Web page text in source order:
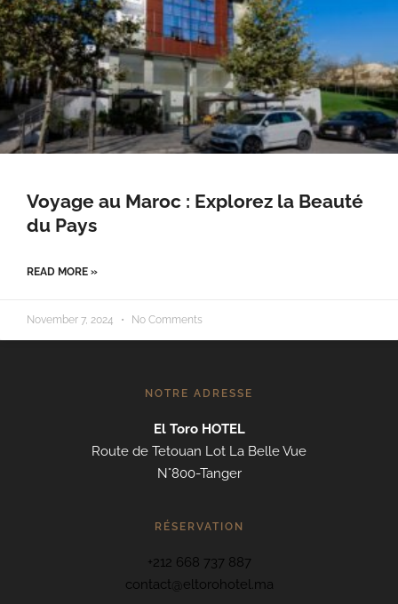
Voyage au Maroc : Explorez la Beauté
du Pays
READ MORE »
November 7, 2024 No Comments
NOTRE ADRESSE
El Toro HOTEL
Route de Tetouan Lot La Belle Vue
N°800-Tanger
RÉSERVATION
+212 668 737 887
contact@eltorohotel.ma